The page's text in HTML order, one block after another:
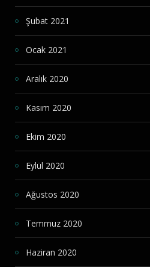
Şubat 2021
Ocak 2021
Aralık 2020
Kasım 2020
Ekim 2020
Eylül 2020
Ağustos 2020
Temmuz 2020
Haziran 2020